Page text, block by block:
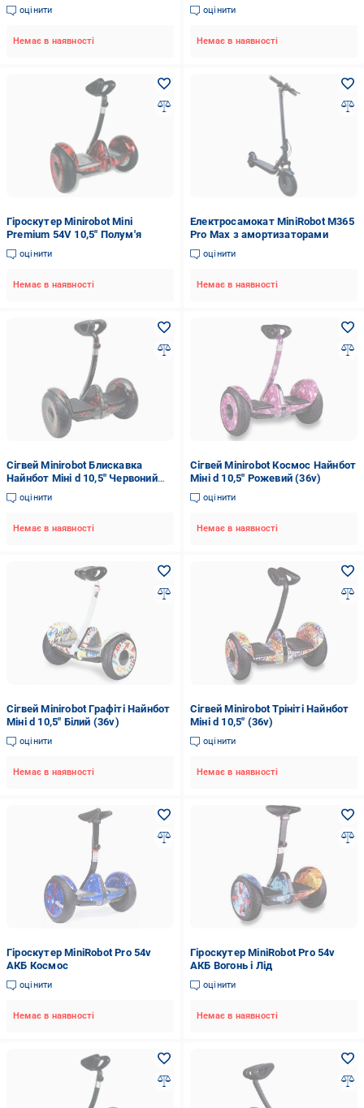
оцінити
Немає в наявності
оцінити
Немає в наявності
Гіроскутер Minirobot Mini
Premium 54V 10,5" Полум'я
оцінити
Немає в наявності
Електросамокат MiniRobot M365
Pro Max з амортизаторами
оцінити
Немає в наявності
Сігвей Minirobot Блискавка
Найнбот Міні d 10,5" Червоний
(54v)
оцінити
Немає в наявності
Сігвей Minirobot Космос Найнбот
Міні d 10,5" Рожевий (36v)
оцінити
Немає в наявності
Сігвей Minirobot Графіті Найнбот
Міні d 10,5" Білий (36v)
оцінити
Немає в наявності
Сігвей Minirobot Трініті Найнбот
Міні d 10,5" (36v)
оцінити
Немає в наявності
Гіроскутер MiniRobot Pro 54v
АКБ Космос
оцінити
Немає в наявності
Гіроскутер MiniRobot Pro 54v
АКБ Вогонь і Лід
оцінити
Немає в наявності